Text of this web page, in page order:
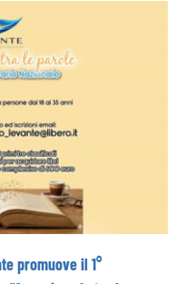
Levante promuove
Nazionale
– COME
promuove il 1°